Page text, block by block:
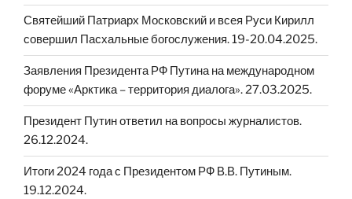
Святейший Патриарх Московский и всея Руси Кирилл
совершил Пасхальные богослужения. 19-20.04.2025.
Заявления Президента РФ Путина на международном
форуме «Арктика – территория диалога». 27.03.2025.
Президент Путин ответил на вопросы журналистов.
26.12.2024.
Итоги 2024 года с Президентом РФ В.В. Путиным.
19.12.2024.